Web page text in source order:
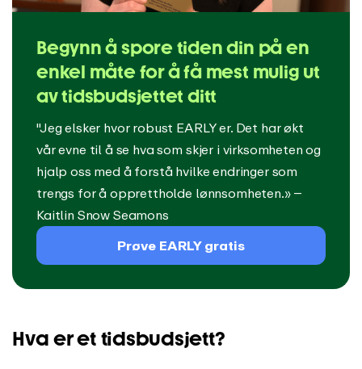
Begynn å spore tiden din på en
enkel måte for å få mest mulig ut
av tidsbudsjettet ditt
"Jeg elsker hvor robust EARLY er. Det har økt
vår evne til å se hva som skjer i virksomheten og
hjalp oss med å forstå hvilke endringer som
trengs for å opprettholde lønnsomheten.» –
Kaitlin Snow Seamons
Prøve EARLY gratis
Hva er et tidsbudsjett?